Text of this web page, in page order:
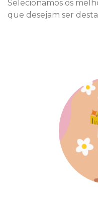
Selecionamos os
que desejam ser